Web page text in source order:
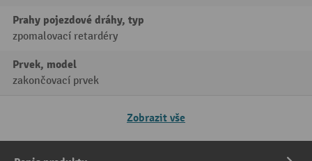
Prahy pojezdové dráhy, typ
zpomalovací retardéry
Prvek, model
zakončovací prvek
Zobrazit vše